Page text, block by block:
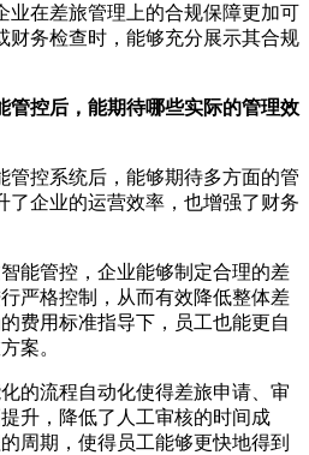
业在差旅管理上的合规保障更加可
财务检查时，能够充分展示其合规
管控后，能期待哪些实际的管理效
管控系统后，能够期待多方面的管
了企业的运营效率，也增强了财务
智能管控，企业能够制定合理的差
严格控制，从而有效降低整体差
费用标准指导下，员工也能更自
案。
化的流程自动化使得差旅申请、审
升，降低了人工审核的时间成
周期，使得员工能够更快地得到